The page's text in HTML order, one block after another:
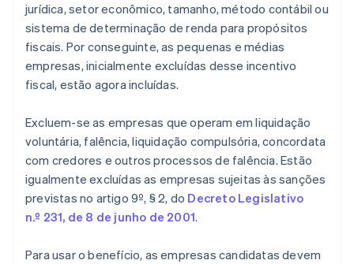
jurídica, setor econômico, tamanho, método contábil ou
sistema de determinação de renda para propósitos
fiscais. Por conseguinte, as pequenas e médias
empresas, inicialmente excluídas desse incentivo
fiscal, estão agora incluídas.
Excluem-se as empresas que operam em liquidação
voluntária, falência, liquidação compulsória, concordata
com credores e outros processos de falência. Estão
igualmente excluídas as empresas sujeitas às sanções
previstas no artigo 9º, § 2, do Decreto Legislativo
n.º 231, de 8 de junho de 2001.
Para usar o benefício, as empresas candidatas devem